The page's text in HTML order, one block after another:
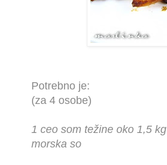
Potrebno je:
(za 4 osobe)
1 ceo som težine oko 1,5 kg
morska so